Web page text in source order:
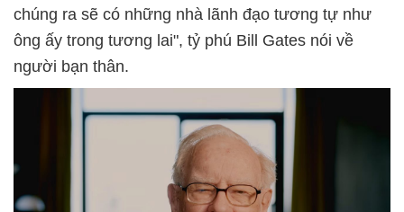
chúng ra sẽ có những nhà lãnh đạo tương tự như
ông ấy trong tương lai", tỷ phú Bill Gates nói về
người bạn thân.